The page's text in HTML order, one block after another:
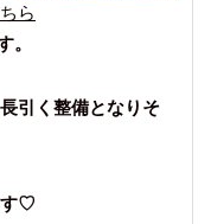
ら
。
引く整備となりそ
す♡